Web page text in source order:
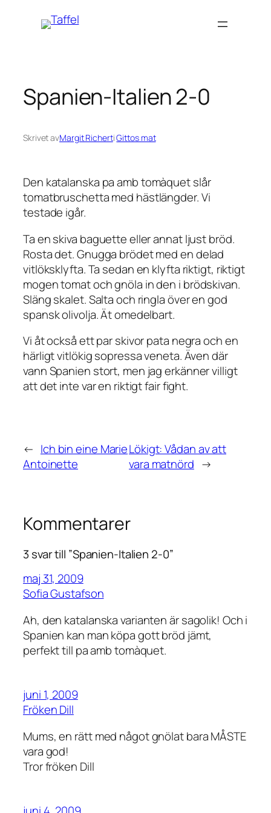
Spanien-Italien 2-0
Skrivet avMargit RichertiGittos mat
Den katalanska pa amb tomàquet slår
tomatbruschetta med hästlängder. Vi
testade igår.
Ta en skiva baguette eller annat ljust bröd.
Rosta det. Gnugga brödet med en delad
vitlöksklyfta. Ta sedan en klyfta riktigt, riktigt
mogen tomat och gnöla in den i brödskivan.
Släng skalet. Salta och ringla över en god
spansk olivolja. Ät omedelbart.
Vi åt också ett par skivor pata negra och en
härligt vitlökig sopressa veneta. Även där
vann Spanien stort, men jag erkänner villigt
att det inte var en riktigt fair fight.
← Ich bin eine Marie
Antoinette
Lökigt: Vådan av att
vara matnörd →
Kommentarer
3 svar till ”Spanien-Italien 2-0”
maj 31, 2009
Sofia Gustafson
Ah, den katalanska varianten är sagolik! Och i
Spanien kan man köpa gott bröd jämt,
perfekt till pa amb tomàquet.
juni 1, 2009
Fröken Dill
Mums, en rätt med något gnölat bara MÅSTE
vara god!
Tror fröken Dill